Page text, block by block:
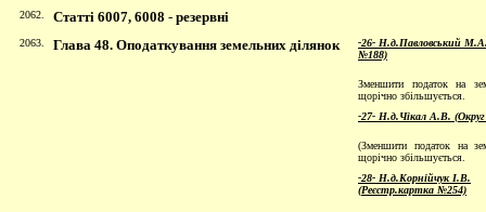
2062. Статті 6007, 6008 - резервні
2063. Глава 48. Оподаткування земельних ділянок
-26- Н.д.Павловський
№188)
Зменшити податок на
щорічно збільшується.
-27- Н.д.Чікал А.В.
(Зменшити податок на
щорiчно збiльшується.
-28- Н.д.Корнійчук І.В.
(Реєстр.картка №254)